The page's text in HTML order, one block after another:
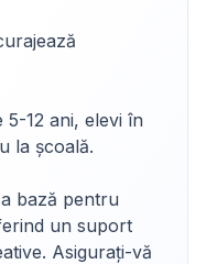
5-12 ani, elevi în
la școală.
bază pentru
un suport
Asigurați-vă